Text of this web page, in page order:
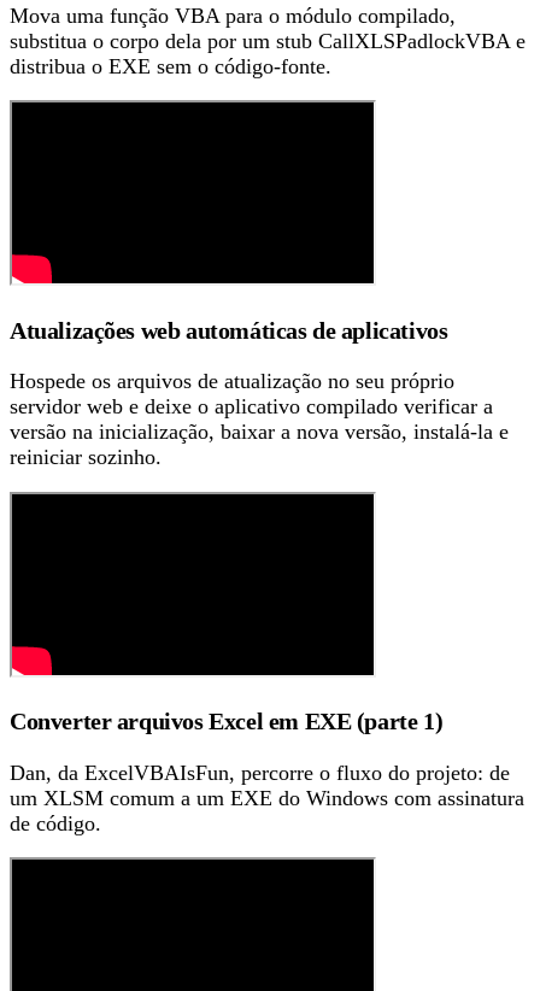
Mova uma função VBA para o módulo compilado,
substitua o corpo dela por um stub CallXLSPadlockVBA e
distribua o EXE sem o código-fonte.
Atualizações web automáticas de aplicativos
Hospede os arquivos de atualização no seu próprio
servidor web e deixe o aplicativo compilado verificar a
versão na inicialização, baixar a nova versão, instalá-la e
reiniciar sozinho.
Converter arquivos Excel em EXE (parte 1)
Dan, da ExcelVBAIsFun, percorre o fluxo do projeto: de
um XLSM comum a um EXE do Windows com assinatura
de código.